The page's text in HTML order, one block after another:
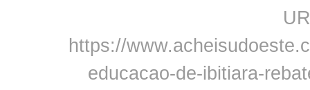
https://
educacao-de-ibitiara-